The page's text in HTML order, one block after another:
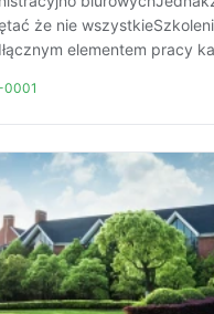
że nie
elementem pracy
0001